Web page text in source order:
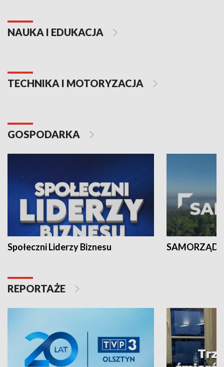
NAUKA I EDUKACJA
TECHNIKA I MOTORYZACJA
GOSPODARKA
Społeczni Liderzy Biznesu SAMORZĄD
REPORTAŻE